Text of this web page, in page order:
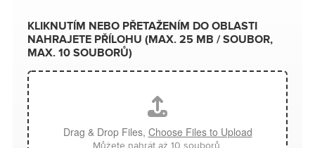
KLIKNUTÍM NEBO PŘETAŽENÍM DO OBLASTI
NAHRAJETE PŘÍLOHU (MAX. 25 MB / SOUBOR,
MAX. 10 SOUBORŮ)
Drag & Drop Files, Choose Files to Upload